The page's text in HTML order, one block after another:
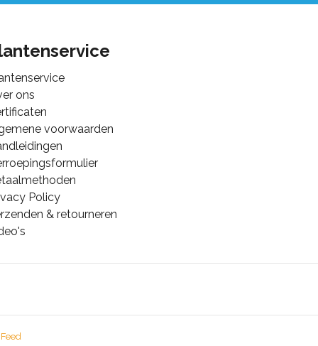
ons
voorwaarden
Policy
& retourneren